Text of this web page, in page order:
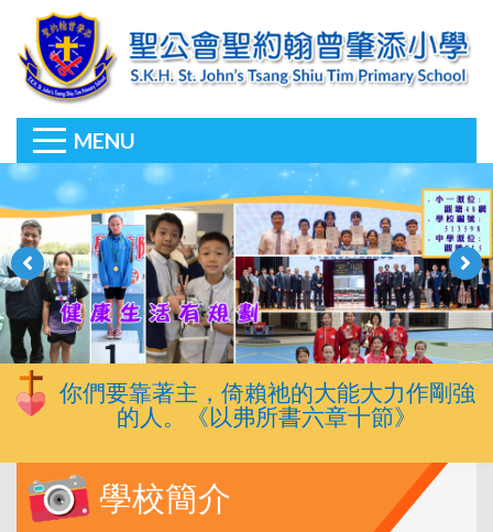
MENU
你們要靠著主，倚賴祂的大能大力作剛強
的人。《以弗所書六章十節》
學校簡介